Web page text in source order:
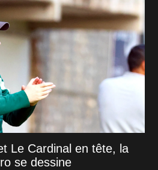
Le Cardinal en tête, la
se dessine